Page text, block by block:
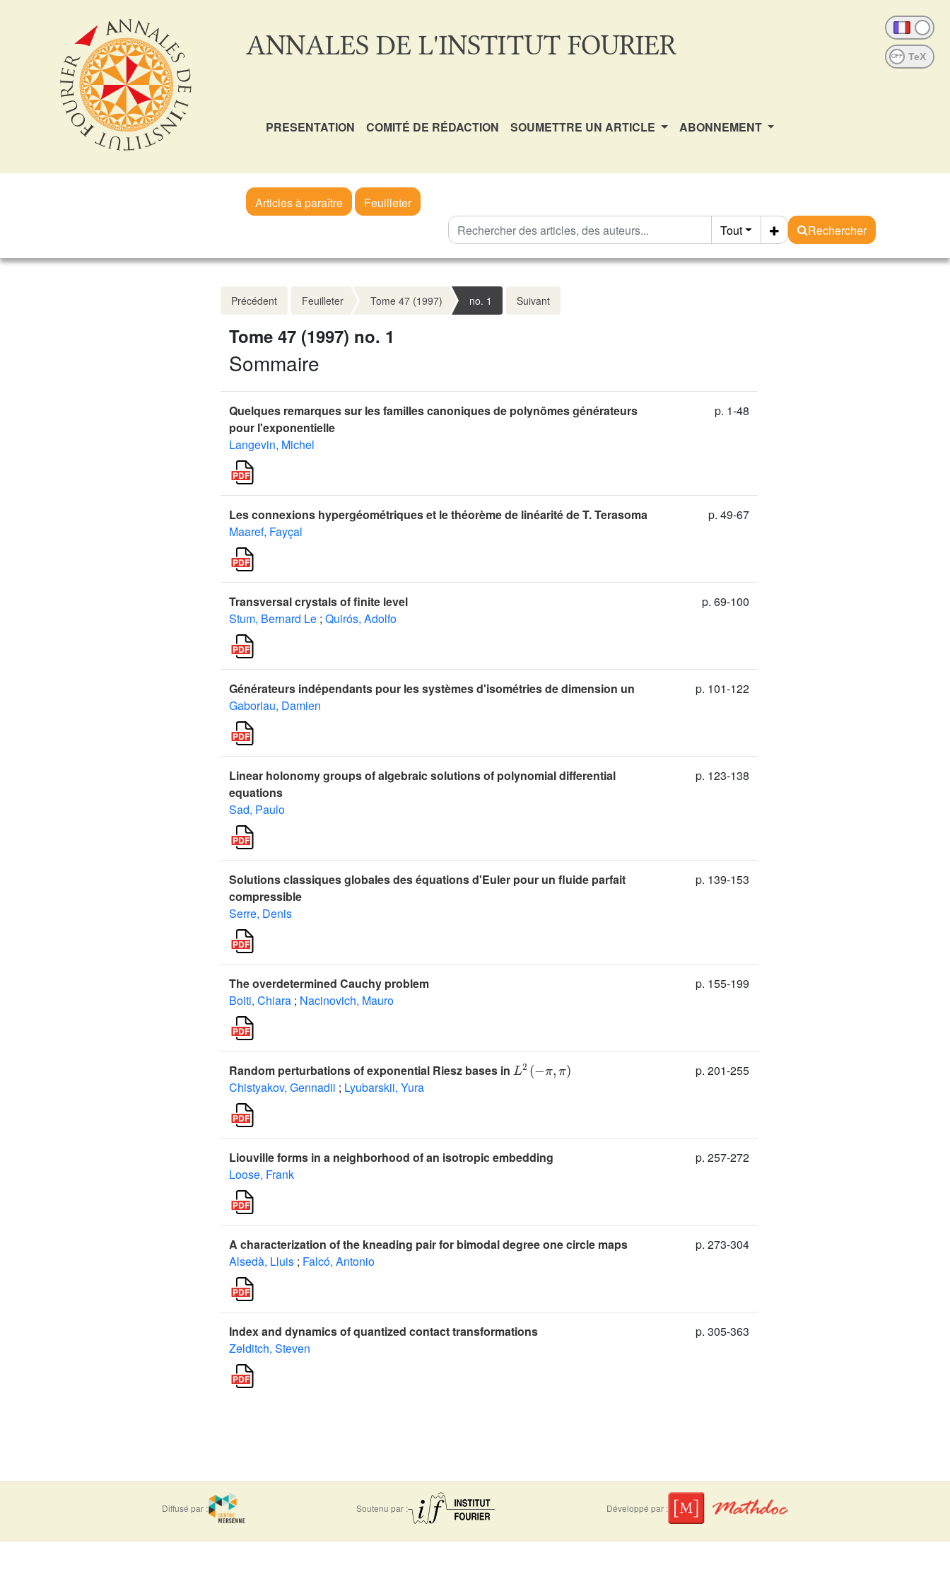
ANNALES DE L'INSTITUT FOURIER OFF
PRESENTATION COMITÉ DE RÉDACTION SOUMETTRE UN ARTICLE ABONNEMENT
Articles à paraître
Feuilleter
Tout
Rechercher
Précédent Feuilleter Tome 47 (1997) no. 1 Suivant
Tome 47 (1997) no. 1
Sommaire
Quelques remarques sur les familles canoniques de polynômes générateurs
pour l'exponentielle
Langevin, Michel
p. 1-48
Les connexions hypergéométriques et le théorème de linéarité de T. Terasoma
Maaref, Fayçal
p. 49-67
Transversal crystals of finite level
Stum, Bernard Le ; Quirós, Adolfo
p. 69-100
Générateurs indépendants pour les systèmes d'isométries de dimension un
Gaboriau, Damien
p. 101-122
Linear holonomy groups of algebraic solutions of polynomial differential
equations
Sad, Paulo
p. 123-138
Solutions classiques globales des équations d'Euler pour un fluide parfait
compressible
Serre, Denis
p. 139-153
The overdetermined Cauchy problem
Boiti, Chiara ; Nacinovich, Mauro
p. 155-199
Random perturbations of exponential Riesz bases in
2 (
Chistyakov, Gennadii ; Lyubarskii, Yura
p. 201-255
Liouville forms in a neighborhood of an isotropic embedding
Loose, Frank
p. 257-272
A characterization of the kneading pair for bimodal degree one circle maps
Alsedà, Lluis ; Falcó, Antonio
p. 273-304
Index and dynamics of quantized contact transformations
Zelditch, Steven
p. 305-363
Diffusé par : Soutenu par : Développé par :